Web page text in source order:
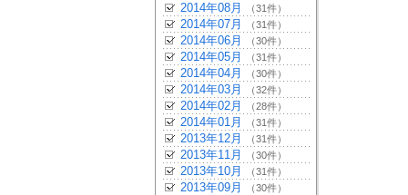
2014年08月 （31件）
2014年07月 （31件）
2014年06月 （30件）
2014年05月 （31件）
2014年04月 （30件）
2014年03月 （32件）
2014年02月 （28件）
2014年01月 （31件）
2013年12月 （31件）
2013年11月 （30件）
2013年10月 （31件）
2013年09月 （30件）